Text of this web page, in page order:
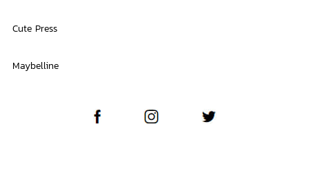
Cute Press
Maybelline